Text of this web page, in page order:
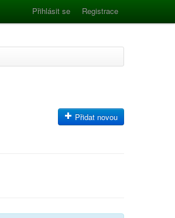
Přihlásit se Registrace
Přidat novou